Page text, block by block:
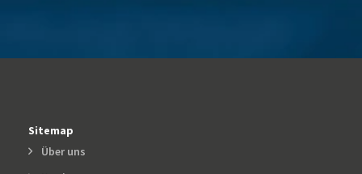
Sitemap
Über uns